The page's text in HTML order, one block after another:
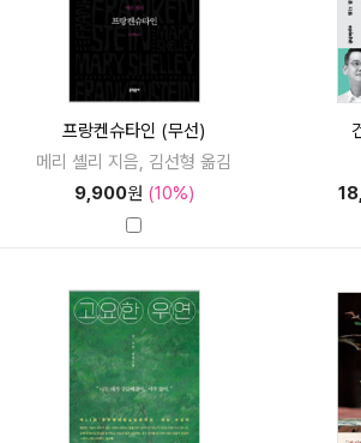
프랑켄슈타인 (무선)
메리 셸리 지음, 김선형 옮김
9,900원 (10%)